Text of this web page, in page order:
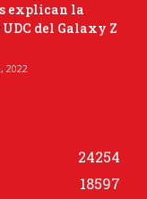
explican la
del Galaxy Z
2022
24254
18597